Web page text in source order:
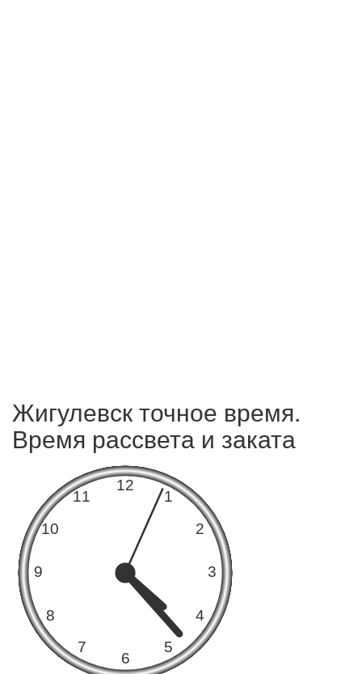
Жигулевск точное время.
Время рассвета и заката